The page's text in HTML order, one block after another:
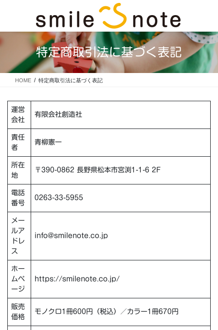
ツ
シ
特定商取引法に基づく表記
HOME 特定商取引法に基づく表記
運営
会社
有限会社創造社
責任
者
青柳憲一
所在
地
〒390-0862 長野県松本市宮渕1-1-6 2F
電話
番号
0263-33-5955
メー
ルア
ドレ
ス
info@smilenote.co.jp
ホー
ムペ
ージ
https://smilenote.co.jp/
販売
価格
モノクロ1冊600円（税込）／カラー1冊670円